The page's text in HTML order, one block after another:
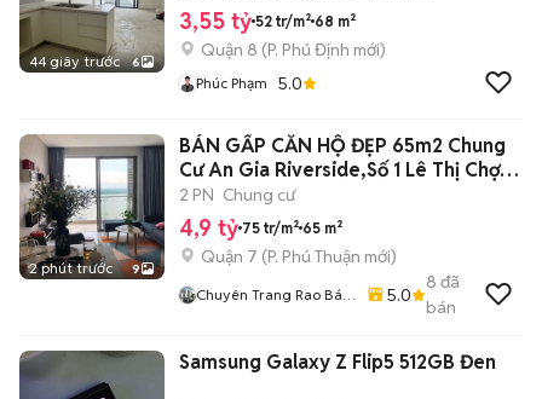
44 giây trước 6
3,55 tỷ 52 tr/m² 68 m²
Quận 8 (P. Phú Định mới)
Phúc Phạm 5.0
2 phút trước 9
BÁN GẤP CĂN HỘ ĐẸP 65m2 Chung
Cư An Gia Riverside,Số 1 Lê Thị Chợ,
Q.7
2 PN Chung cư
4,9 tỷ 75 tr/m² 65 m²
Quận 7 (P. Phú Thuận mới)
Chuyên Trang Rao Bán
5.0
8 đã
bán
Samsung Galaxy Z Flip5 512GB Đen